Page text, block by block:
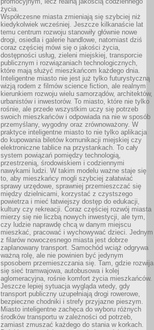
życia.
Współczesne miasta zmieniają się szybciej niż
kiedykolwiek wcześniej. Jeszcze kilkanaście lat
temu centrum rozwoju stanowiły głównie nowe
drogi, osiedla i galerie handlowe, natomiast dziś
coraz częściej mówi się o jakości życia,
dostępności usług, zieleni miejskiej, transporcie
publicznym i rozwiązaniach technologicznych,
które mają służyć mieszkańcom każdego dnia.
Inteligentne miasto nie jest już tylko futurystyczną
wizją rodem z filmów science fiction, ale realnym
kierunkiem rozwoju wielu samorządów, architektów,
urbanistów i inwestorów. To miasto, które nie tylko
rośnie, ale przede wszystkim uczy się potrzeb
swoich mieszkańców i odpowiada na nie w sposób
przemyślany, wygodny oraz zrównoważony. W
praktyce inteligentne miasto to nie tylko aplikacja
do kupowania biletów komunikacji miejskiej czy
elektroniczne tablice na przystankach. To cały
system powiązań pomiędzy technologią,
przestrzenią, środowiskiem i codziennymi
nawykami ludzi. W takim modelu ważne staje się
to, aby mieszkańcy mogli szybciej załatwiać
sprawy urzędowe, sprawniej przemieszczać się
między dzielnicami, korzystać z czystszego
powietrza i mieć łatwiejszy dostęp do edukacji,
kultury czy rekreacji. Coraz częściej rozwój miasta
mierzy się nie liczbą nowych inwestycji, ale tym,
czy ludzie naprawdę chcą w danym miejscu
mieszkać, pracować i wychowywać dzieci. Jednym
z filarów nowoczesnego miasta jest dobrze
zaplanowany transport. Samochód wciąż odgrywa
ważną rolę, ale nie powinien być jedynym
sposobem przemieszczania się. Tam, gdzie rozwija
się sieć tramwajowa, autobusowa i kolej
aglomeracyjna, rośnie komfort życia mieszkańców.
Jeszcze lepiej sytuacja wygląda wtedy, gdy
transport publiczny uzupełniają drogi rowerowe,
bezpieczne chodniki i strefy przyjazne pieszym.
Miasto inteligentne zachęca do wyboru różnych
środków transportu w zależności od potrzeb,
zamiast zmuszać każdego do stania w korkach.